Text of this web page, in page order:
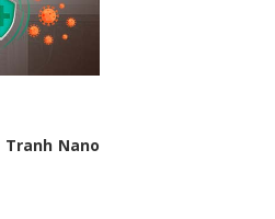
Tranh Nano